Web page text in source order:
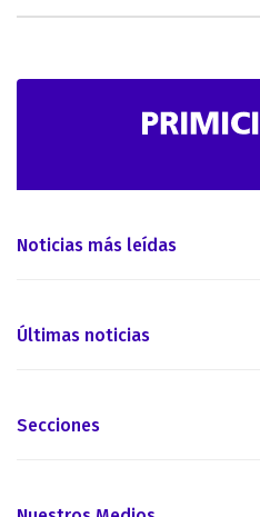
Noticias más leídas
Últimas noticias
Secciones